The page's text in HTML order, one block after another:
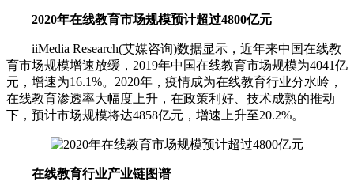
2020年在线教育市场规模预计超过4800亿元
iiMedia Research(艾媒咨询)数据显示，近年来中国在线教
育市场规模增速放缓，2019年中国在线教育市场规模为4041亿
元，增速为16.1%。2020年，疫情成为在线教育行业分水岭，
在线教育渗透率大幅度上升，在政策利好、技术成熟的推动
下，预计市场规模将达4858亿元，增速上升至20.2%。
在线教育行业产业链图谱